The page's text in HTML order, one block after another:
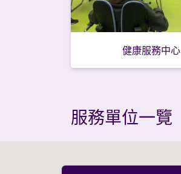
健康服務中心
服務單位一覽